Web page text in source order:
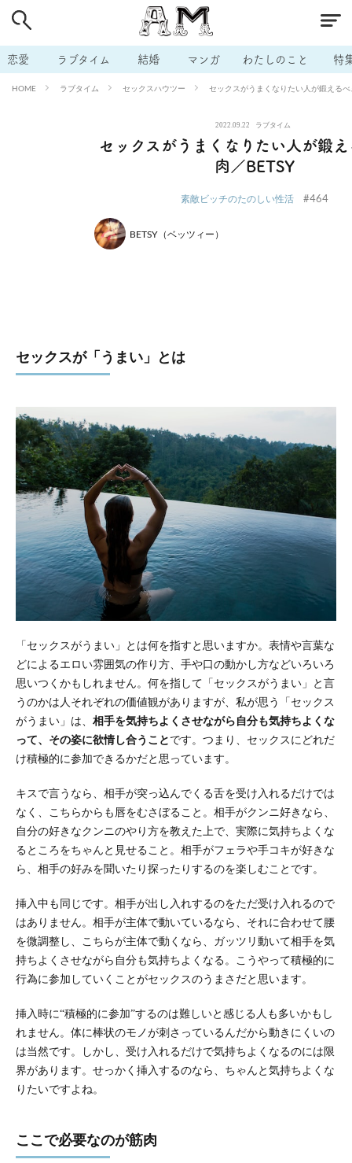
恋愛 ラブタイム 結婚 マンガ わたしのこと 特
HOME ラブタイム セックスハウツー セックスがうまくなりたい人が鍛えるべ
2022.09.22 ラブタイム
セックスがうまくなりたい人が鍛
肉／BETSY
素敵ビッチのたのしい性活 #464
BETSY（ベッツィー）
セックスが「うまい」とは
「セックスがうまい」とは何を指すと思いますか。表情や言葉な
どによるエロい雰囲気の作り方、手や口の動かし方などいろいろ
思いつくかもしれません。何を指して「セックスがうまい」と言
うのかは人それぞれの価値観がありますが、私が思う「セックス
がうまい」は、 相手を気持ちよくさせながら自分も気持ちよくな
って、その姿に欲情し合うこと です。つまり、セックスにどれだ
け積極的に参加できるかだと思っています。
キスで言うなら、相手が突っ込んでくる舌を受け入れるだけでは
なく、こちらからも唇をむさぼること。相手がクンニ好きなら、
自分の好きなクンニのやり方を教えた上で、実際に気持ちよくな
るところをちゃんと見せること。相手がフェラや手コキが好きな
ら、相手の好みを聞いたり探ったりするのを楽しむことです。
挿入中も同じです。相手が出し入れするのをただ受け入れるので
はありません。相手が主体で動いているなら、それに合わせて腰
を微調整し、こちらが主体で動くなら、ガッツリ動いて相手を気
持ちよくさせながら自分も気持ちよくなる。こうやって積極的に
行為に参加していくことがセックスのうまさだと思います。
挿入時に“積極的に参加”するのは難しいと感じる人も多いかもし
れません。体に棒状のモノが刺さっているんだから動きにくいの
は当然です。しかし、受け入れるだけで気持ちよくなるのには限
界があります。せっかく挿入するのなら、ちゃんと気持ちよくな
りたいですよね。
ここで必要なのが筋肉
# 男の本音 # セフレ # 不倫
# 出会う方法 # マッチングアプリ # ラブグッズ # 体の相